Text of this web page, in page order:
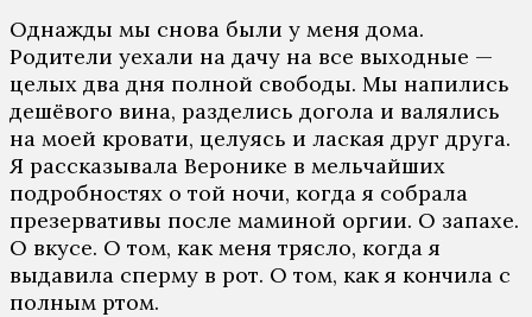
Однажды мы снова были у меня дома.
Родители уехали на дачу на все выходные —
целых два дня полной свободы. Мы напились
дешёвого вина, разделись догола и валялись
на моей кровати, целуясь и лаская друг друга.
Я рассказывала Веронике в мельчайших
подробностях о той ночи, когда я собрала
презервативы после маминой оргии. О запахе.
О вкусе. О том, как меня трясло, когда я
выдавила сперму в рот. О том, как я кончила с
полным ртом.